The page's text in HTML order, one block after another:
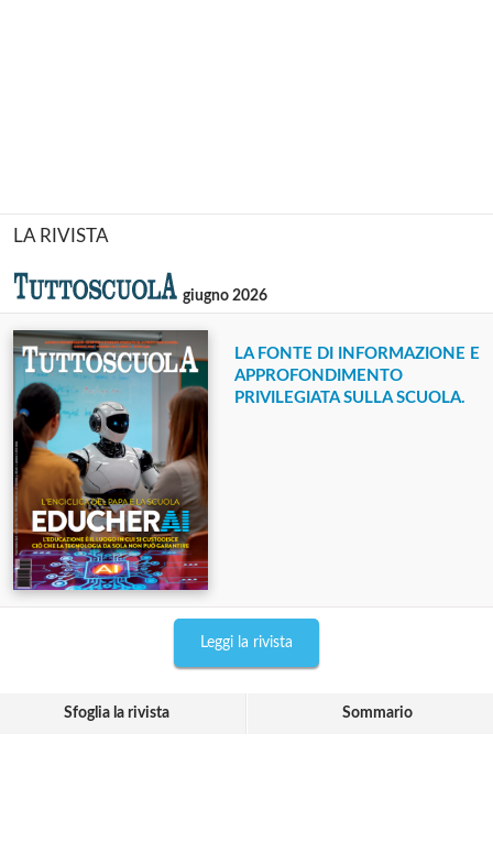
LA RIVISTA
giugno 2026
LA FONTE DI INFORMAZIONE E
APPROFONDIMENTO
PRIVILEGIATA SULLA SCUOLA.
Leggi la rivista
Sfoglia la rivista Sommario